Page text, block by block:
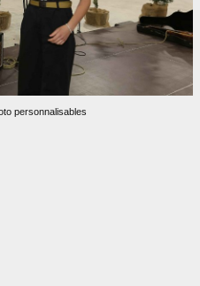
personnalisables